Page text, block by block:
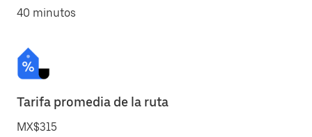
40 minutos
Tarifa promedia de la ruta
MX$315